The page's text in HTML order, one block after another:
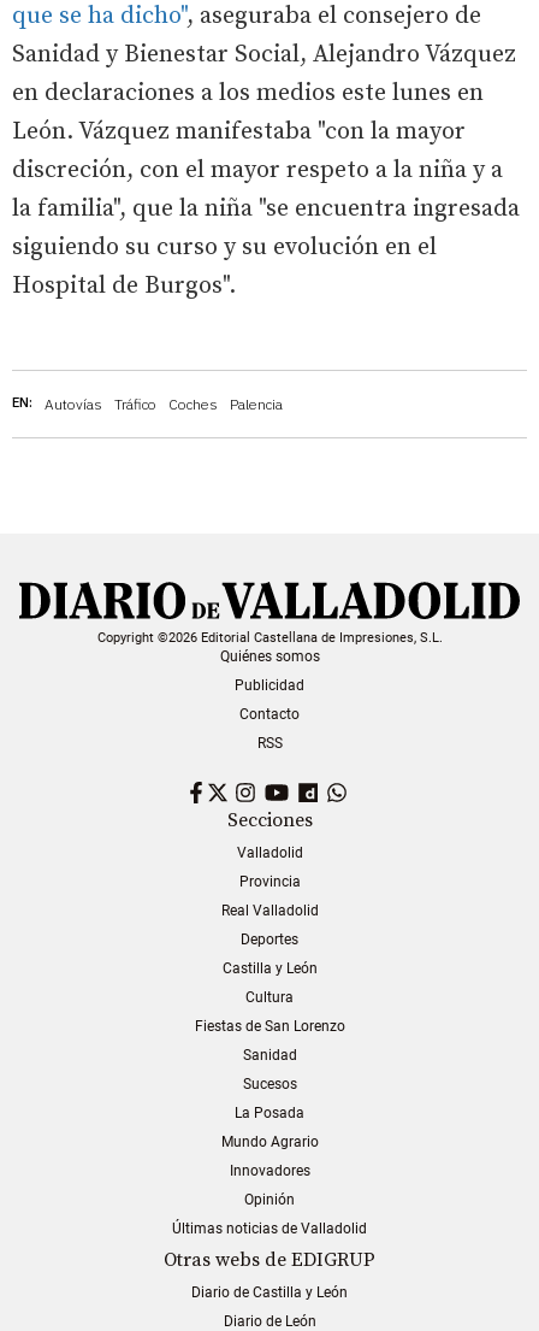
EN: Autovías Tráfico Coches Palencia
que se ha dicho", aseguraba el consejero de
Sanidad y Bienestar Social, Alejandro Vázquez
en declaraciones a los medios este lunes en
León. Vázquez manifestaba "con la mayor
discreción, con el mayor respeto a la niña y a
la familia", que la niña "se encuentra ingresada
siguiendo su curso y su evolución en el
Hospital de Burgos".
Copyright ©2026 Editorial Castellana de Impresiones, S.L.
Quiénes somos
Publicidad
Contacto
RSS
Facebook
TwitterInstagram
YouTubeDailymotion
Secciones
Valladolid
Provincia
Real Valladolid
Deportes
Castilla y León
Cultura
Fiestas de San Lorenzo
Sanidad
Sucesos
La Posada
Mundo Agrario
Innovadores
Opinión
Últimas noticias de Valladolid
Otras webs de EDIGRUP
Diario de Castilla y León
Diario de León